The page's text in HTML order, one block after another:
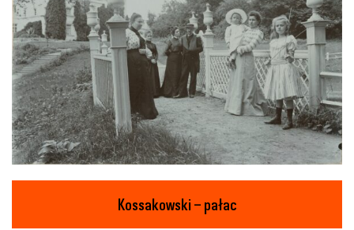
Kossakowski – pałac